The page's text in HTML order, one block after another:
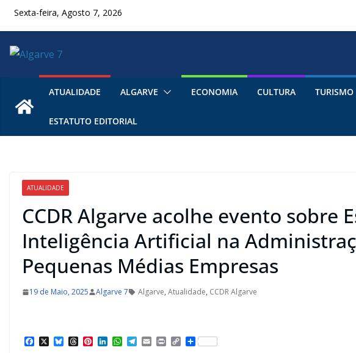
SkipSexta-feira, Agosto 7, 2026
ATUALIDADE ALGARVE ECONOMIA CULTURA TURISMO
ESTATUTO EDITORIAL
ATUALIDADE
CCDR Algarve acolhe evento sobre
Inteligência Artificial na
Pequenas Médias Empresas
19 de Maio, 2025 Algarve 7 Algarve, Atualidade, CCDR Algarve
X B T P L W T E P C S